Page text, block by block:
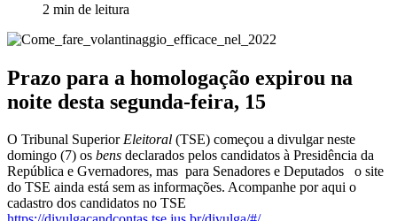
2 min de leitura
Prazo para a homologação expirou na
noite desta segunda-feira, 15
O Tribunal Superior Eleitoral (TSE) começou a divulgar neste
domingo (7) os bens declarados pelos candidatos à Presidência da
República e Gvernadores, mas para Senadores e Deputados o site
do TSE ainda está sem as informações. Acompanhe por aqui o
cadastro dos candidatos no TSE